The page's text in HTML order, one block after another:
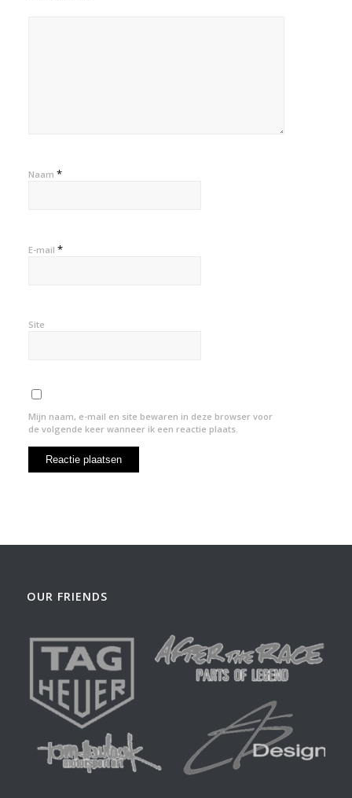
Naam *
E-mail *
Site
Mijn naam, e-mail en site bewaren in deze browser voor
de volgende keer wanneer ik een reactie plaats.
OUR FRIENDS